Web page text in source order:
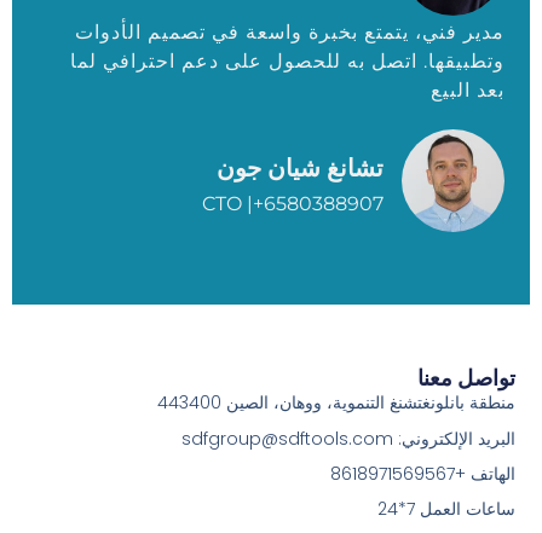
مدير فني، يتمتع بخبرة واسعة في تصميم الأدوات
وتطبيقها. اتصل به للحصول على دعم احترافي لما
بعد البيع
تشانغ شيان جون
CTO |+6580388907
تواصل معنا
منطقة بانلونغتشنغ التنموية، ووهان، الصين 443400
البريد الإلكتروني: sdfgroup@sdftools.com
الهاتف +8618971569567
ساعات العمل 7*24